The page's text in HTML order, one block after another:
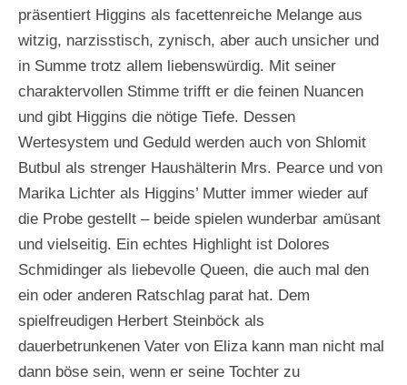
präsentiert Higgins als facettenreiche Melange aus
witzig, narzisstisch, zynisch, aber auch unsicher und
in Summe trotz allem liebenswürdig. Mit seiner
charaktervollen Stimme trifft er die feinen Nuancen
und gibt Higgins die nötige Tiefe. Dessen
Wertesystem und Geduld werden auch von Shlomit
Butbul als strenger Haushälterin Mrs. Pearce und von
Marika Lichter als Higgins’ Mutter immer wieder auf
die Probe gestellt – beide spielen wunderbar amüsant
und vielseitig. Ein echtes Highlight ist Dolores
Schmidinger als liebevolle Queen, die auch mal den
ein oder anderen Ratschlag parat hat. Dem
spielfreudigen Herbert Steinböck als
dauerbetrunkenen Vater von Eliza kann man nicht mal
dann böse sein, wenn er seine Tochter zu